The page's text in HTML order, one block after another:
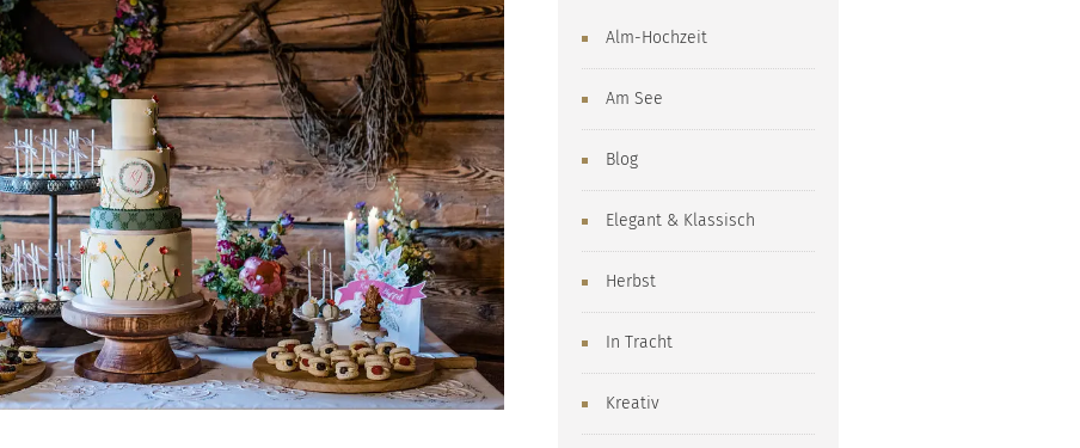
Alm-Hochzeit
Am See
Blog
Elegant & Klassisch
Herbst
In Tracht
Kreativ